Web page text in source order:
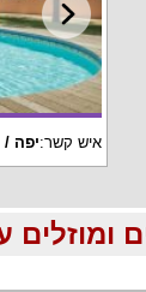
איש קשר:יפה /
הירשמו עכשיו